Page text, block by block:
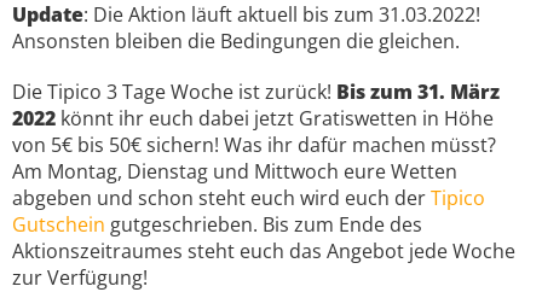
Update: Die Aktion läuft aktuell bis zum 31.03.2022!
Ansonsten bleiben die Bedingungen die gleichen.
Die Tipico 3 Tage Woche ist zurück! Bis zum 31. März
2022 könnt ihr euch dabei jetzt Gratiswetten in Höhe
von 5€ bis 50€ sichern! Was ihr dafür machen müsst?
Am Montag, Dienstag und Mittwoch eure Wetten
abgeben und schon steht euch wird euch derTipico
Gutschein gutgeschrieben. Bis zum Ende des
Aktionszeitraumes steht euch das Angebot jede Woche
zur Verfügung!